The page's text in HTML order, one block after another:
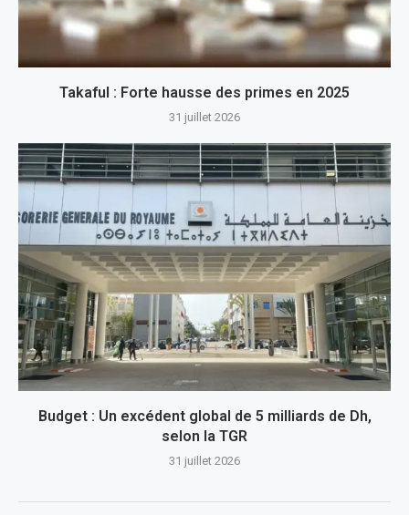
Takaful : Forte hausse des primes en 2025
31 juillet 2026
Budget : Un excédent global de 5 milliards de Dh,
selon la TGR
31 juillet 2026